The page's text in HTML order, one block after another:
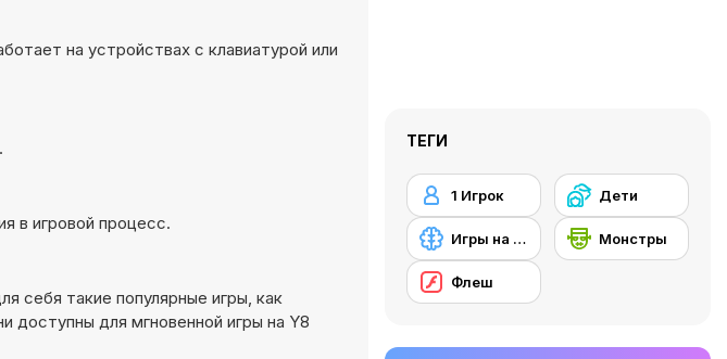
на устройствах с клавиатурой или
в игровой процесс.
себя такие популярные игры, как
доступны для мгновенной игры на Y8
ТЕГИ
1 Игрок Дети
Игры на запоминание Монстры
Флеш